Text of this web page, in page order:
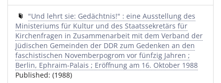
"Und lehrt sie: Gedächtnis!" : eine Ausstellung des
Ministeriums für Kultur und des Staatssekretärs für
Kirchenfragen in Zusammenarbeit mit dem Verband der
Jüdischen Gemeinden der DDR zum Gedenken an den
faschistischen Novemberpogrom vor fünfzig Jahren ;
Berlin, Ephraim-Palais ; Eröffnung am 16. Oktober 1988
Published: (1988)